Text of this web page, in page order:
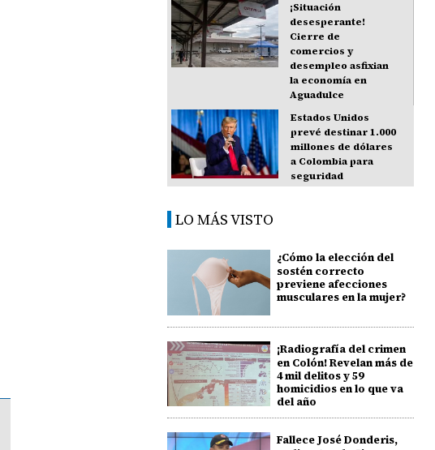
¡Situación
desesperante!
Cierre de
comercios y
desempleo asfixian
la economía en
Aguadulce
Estados Unidos
prevé destinar 1.000
millones de dólares
a Colombia para
seguridad
LO MÁS VISTO
¿Cómo la elección del
sostén correcto
previene afecciones
musculares en la mujer?
¡Radiografía del crimen
en Colón! Revelan más de
4 mil delitos y 59
homicidios en lo que va
del año
Fallece José Donderis,